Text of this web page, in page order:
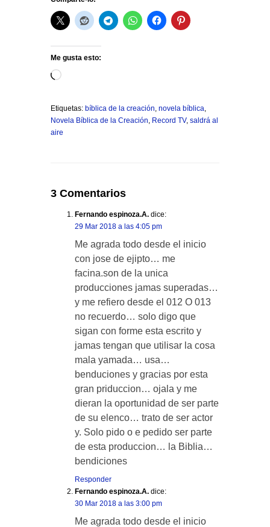
Me gusta esto:
Cargando...
Etiquetas: bíblica de la creación, novela bíblica,
Novela Bíblica de la Creación, Record TV, saldrá al
aire
3 Comentarios
Fernando espinoza.A. dice:
29 Mar 2018 a las 4:05 pm
Me agrada todo desde el inicio
con jose de ejipto… me
facina.son de la unica
producciones jamas superadas…
y me refiero desde el 012 O 013
no recuerdo… solo digo que
sigan con forme esta escrito y
jamas tengan que utilisar la cosa
mala yamada… usa…
benduciones y gracias por esta
gran priduccion… ojala y me
dieran la oportunidad de ser parte
de su elenco… trato de ser actor
y. Solo pido o e pedido ser parte
de esta produccion… la Biblia…
bendiciones
Responder
Fernando espinoza.A. dice:
30 Mar 2018 a las 3:00 pm
Me agrada todo desde el inicio